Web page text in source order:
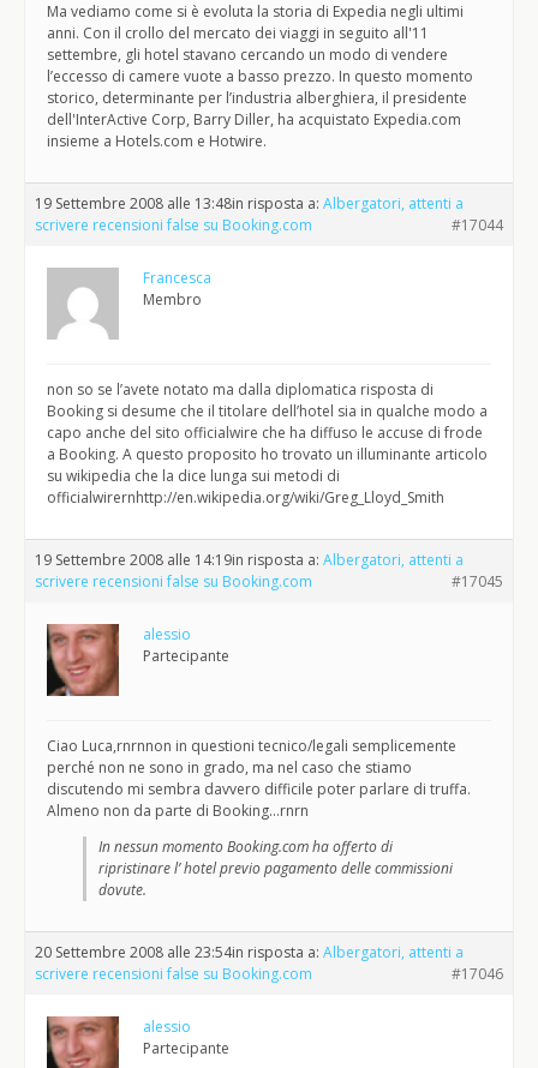
Ma vediamo come si è evoluta la storia di Expedia negli ultimi
anni. Con il crollo del mercato dei viaggi in seguito all'11
settembre, gli hotel stavano cercando un modo di vendere
l’eccesso di camere vuote a basso prezzo. In questo momento
storico, determinante per l’industria alberghiera, il presidente
dell'InterActive Corp, Barry Diller, ha acquistato Expedia.com
insieme a Hotels.com e Hotwire.
19 Settembre 2008 alle 13:48in risposta a: Albergatori, attenti a
scrivere recensioni false su Booking.com
#17044
Francesca
Membro
non so se l’avete notato ma dalla diplomatica risposta di
Booking si desume che il titolare dell’hotel sia in qualche modo a
capo anche del sito officialwire che ha diffuso le accuse di frode
a Booking. A questo proposito ho trovato un illuminante articolo
su wikipedia che la dice lunga sui metodi di
officialwirernhttp://en.wikipedia.org/wiki/Greg_Lloyd_Smith
19 Settembre 2008 alle 14:19in risposta a: Albergatori, attenti a
scrivere recensioni false su Booking.com
#17045
alessio
Partecipante
Ciao Luca,rnrnnon in questioni tecnico/legali semplicemente
perché non ne sono in grado, ma nel caso che stiamo
discutendo mi sembra davvero difficile poter parlare di truffa.
Almeno non da parte di Booking…rnrn
In nessun momento Booking.com ha offerto di
ripristinare l’ hotel previo pagamento delle commissioni
dovute.
20 Settembre 2008 alle 23:54in risposta a: Albergatori, attenti a
scrivere recensioni false su Booking.com
#17046
alessio
Partecipante